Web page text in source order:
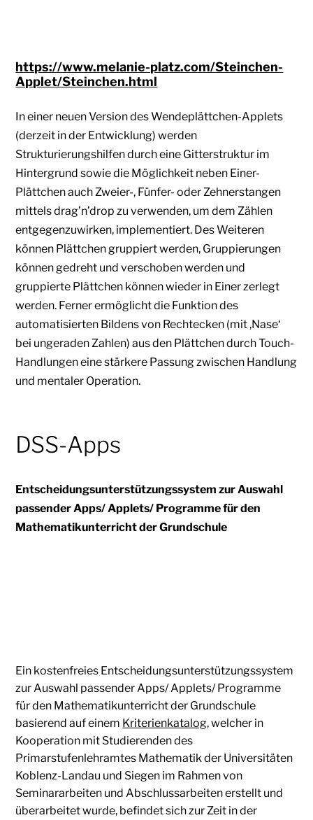
https://www.melanie-platz.com/Steinchen-
Applet/Steinchen.html
In einer neuen Version des Wendeplättchen-Applets
(derzeit in der Entwicklung) werden
Strukturierungshilfen durch eine Gitterstruktur im
Hintergrund sowie die Möglichkeit neben Einer-
Plättchen auch Zweier-, Fünfer- oder Zehnerstangen
mittels drag’n’drop zu verwenden, um dem Zählen
entgegenzuwirken, implementiert. Des Weiteren
können Plättchen gruppiert werden, Gruppierungen
können gedreht und verschoben werden und
gruppierte Plättchen können wieder in Einer zerlegt
werden. Ferner ermöglicht die Funktion des
automatisierten Bildens von Rechtecken (mit ,Nase‘
bei ungeraden Zahlen) aus den Plättchen durch Touch-
Handlungen eine stärkere Passung zwischen Handlung
und mentaler Operation.
DSS-Apps
Entscheidungsunterstützungssystem zur Auswahl
passender Apps/ Applets/ Programme für den
Mathematikunterricht der Grundschule
Ein kostenfreies Entscheidungsunterstützungssystem
zur Auswahl passender Apps/ Applets/ Programme
für den Mathematikunterricht der Grundschule
basierend auf einem Kriterienkatalog, welcher in
Kooperation mit Studierenden des
Primarstufenlehramtes Mathematik der Universitäten
Koblenz-Landau und Siegen im Rahmen von
Seminararbeiten und Abschlussarbeiten erstellt und
überarbeitet wurde, befindet sich zur Zeit in der